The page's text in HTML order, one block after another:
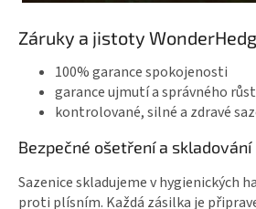
Záruky a jistoty
100% garance spokojenosti
garance ujmutí a správného
kontrolované, silné a zdravé
Bezpečné ošetření a skladování
Sazenice skladujeme v hygienických
proti plísním. Každá zásilka je